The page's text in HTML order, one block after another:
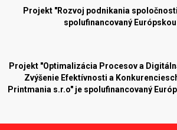
Projekt "Rozvoj podnikania
spolufinancovaný
Projekt "Optimalizácia Procesov a
Zvýšenie Efektívnosti a
Printmania s.r.o" je spolufinancovaný